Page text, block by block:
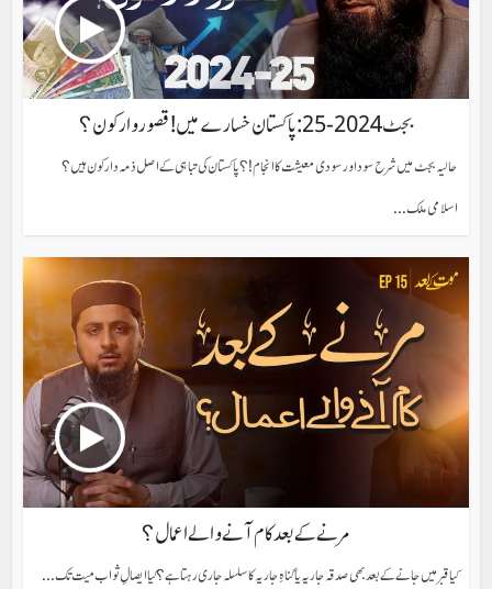
بجٹ 2024-25: پاکستان خسارے میں! قصور وار کون؟
حالیہ بجٹ میں شرح سود اور سودی معیشت کا انجام!؟ پاکستان کی تباہی کے اصل ذمہ دار کون ہیں؟
اسلامی ملک...
مرنے کے بعد کام آنے والے اعمال؟
کیا قبر میں جانے کے بعد بھی صدقہ جاریہ یا گناہِ جاریہ کا سلسلہ جاری رہتا ہے؟ کیا ایصالِ ثواب میت تک...